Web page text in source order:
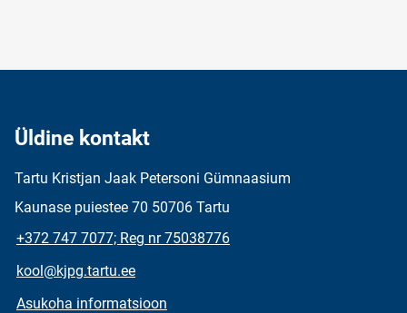
Üldine kontakt
Tartu Kristjan Jaak Petersoni Gümnaasium
Kaunase puiestee 70 50706 Tartu
+372 747 7077; Reg nr 75038776
kool@kjpg.tartu.ee
Asukoha informatsioon